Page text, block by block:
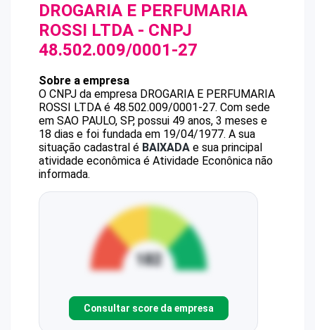
DROGARIA E PERFUMARIA
ROSSI LTDA - CNPJ
48.502.009/0001-27
Sobre a empresa
O CNPJ da empresa DROGARIA E PERFUMARIA
ROSSI LTDA é 48.502.009/0001-27. Com sede
em SAO PAULO, SP, possui 49 anos, 3 meses e
18 dias e foi fundada em 19/04/1977. A sua
situação cadastral é BAIXADA e sua principal
atividade econômica é Atividade Econônica não
informada.
Consultar score da empresa